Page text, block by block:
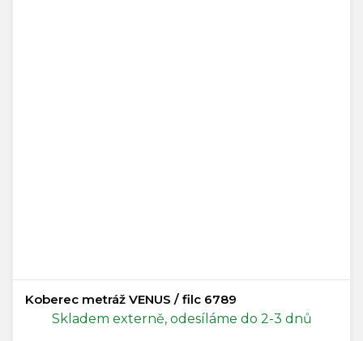
Koberec metráž VENUS / filc 6789
Skladem externě, odesíláme do 2-3 dnů